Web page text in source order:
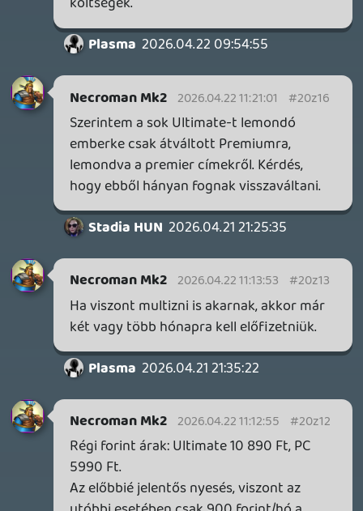
2026.04.21 21:35:22
Plasma
Hát a havi 11k elmebeteg ár volt érte, ez a
7k viszont elég vonzó lesz sokaknak, még
CoD nélkül is. Gondolom túl sokan tolták
végig a kampányt 1 hónapos előfizetéssel
ahelyett, hogy megvették volna teljes
Stadia HUN
Szegény MS már teljesen pánik
üzemmódban van. Gondolom brutál
mennyiségű előfizetőt vesztettek az
áremeléskor. Most próbálják visszahozni
őket, de szerintem esélytelenül.
igni
Én meg olyan jókat röhögök a fórumokon,
hogy most már nem éri meg a GP, mert a
Meg RIP GP 2026 😃
Itt is vége a beetetés szezonnak mint a
sonynál a ps+ ps3 érában.